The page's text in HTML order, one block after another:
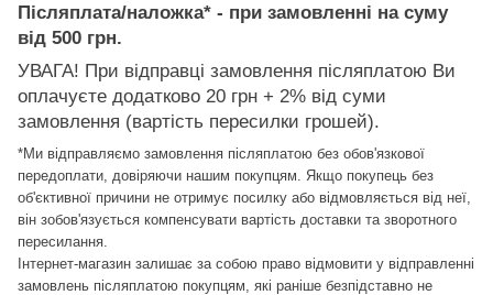
Післяплата/наложка* - при замовленні на суму
від 500 грн.
УВАГА! При відправці замовлення післяплатою Ви
оплачуєте додатково 20 грн + 2% від суми
замовлення (вартість пересилки грошей).
*Ми відправляємо замовлення післяплатою без обов'язкової
передоплати, довіряючи нашим покупцям. Якщо покупець без
об'єктивної причини не отримує посилку або відмовляється від неї,
він зобов'язується компенсувати вартість доставки та зворотного
пересилання.
Інтернет-магазин залишає за собою право відмовити у відправленні
замовлень післяплатою покупцям, які раніше безпідставно не